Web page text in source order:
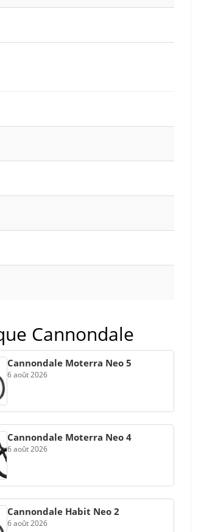
Cannondale
Cannondale Moterra Neo 5
6 août 2026
Cannondale Moterra Neo 4
6 août 2026
Cannondale Habit Neo 2
6 août 2026